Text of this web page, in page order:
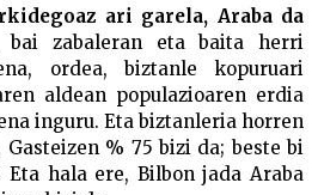
ari garela, Araba da
bai zabaleran eta baita herri
ordea, biztanle kopuruari
aldean populazioaren erdia
inguru. Eta biztanleria horren
% 75 bizi da; beste bi
Eta hala ere, Bilbon jada Araba